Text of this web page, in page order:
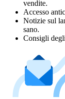
vendite.
Accesso
Notizie sul
sano.
Consigli